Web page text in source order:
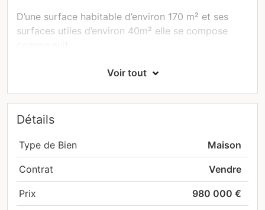
D’une surface habitable d’environ 170 m² et ses
surfaces utiles d’environ 40m² elle se compose
une entrée principale d’environ 11m²
un séjour d’environ 32,5m² avec sa cuisine
ouverte d’environ 9m²
À l’étage:
deux chambres à coucher d’environ 15,5 et
une salle de douche neuve d’environ 8m² avec
Voir tout
Détails
Type de Bien Maison
Contrat Vendre
Prix 980 000 €